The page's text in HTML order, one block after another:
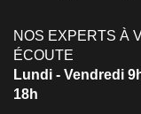
NOS EXPERTS À
ÉCOUTE
Lundi - Vendredi
18h